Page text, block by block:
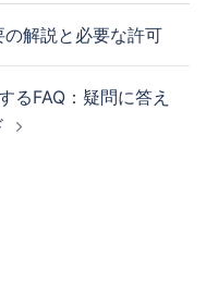
解説と必要な許可
るFAQ：疑問に答え